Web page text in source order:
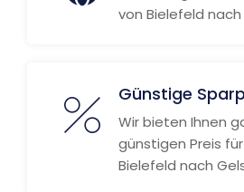
von Bielefeld nach
Günstige
Wir bieten Ihnen
günstigen Preis
Bielefeld nach